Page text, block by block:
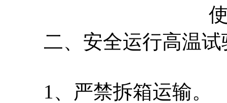
二、安全运行高温试
1、严禁拆箱运输。